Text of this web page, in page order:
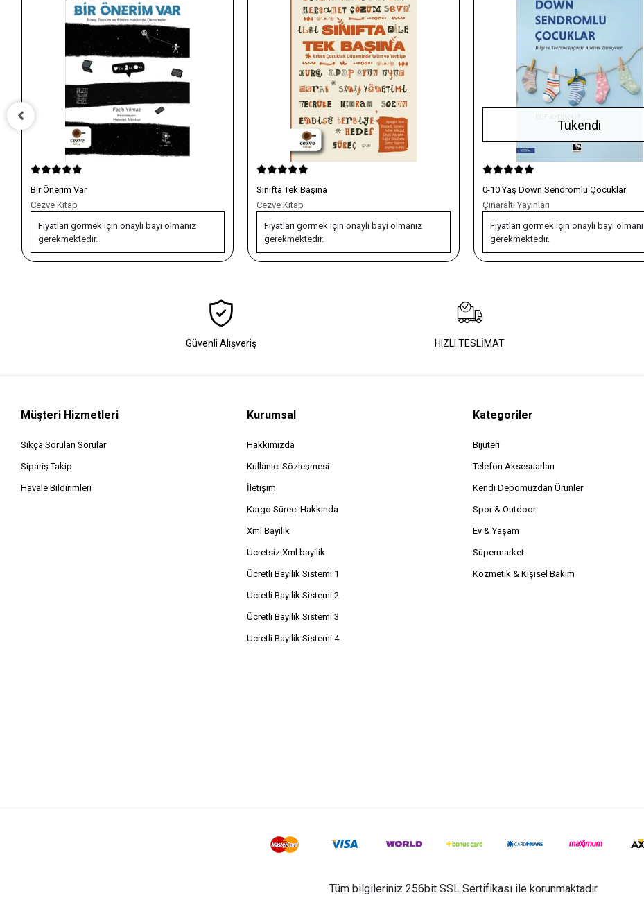
Sınıfta Tek Başına
Cezve Kitap
Fiyatları görmek için onaylı bayi olmanız
gerekmektedir.
Tükendi
0-10 Yaş Down Sendromlu Çocuklar
Çınaraltı Yayınları
Fiyatları görmek için onaylı bayi olmanız
gerekmektedir.
İş Güvenliği Uzmanları (A-B-C) ve İşyeri
Hekimlerinin Sınava Hazırlık El Kitabı
Pia Yayınları
Fiyatları görmek için onaylı bayi olmanız
Güvenli Alışveriş HIZLI TESLİMAT
Müşteri Hizmetleri
Sıkça Sorulan Sorular
Sipariş Takip
Havale Bildirimleri
Kurumsal
Hakkımızda
Kullanıcı Sözleşmesi
İletişim
Kargo Süreci Hakkında
Xml Bayilik
Ücretsiz Xml bayilik
Ücretli Bayilik Sistemi 1
Ücretli Bayilik Sistemi 2
Ücretli Bayilik Sistemi 3
Ücretli Bayilik Sistemi 4
Kategoriler
Bijuteri
Telefon Aksesuarları
Kendi Depomuzdan Ürünler
Spor & Outdoor
Ev & Yaşam
Süpermarket
Kozmetik & Kişisel Bakım
Tüm bilgileriniz 256bit SSL Sertifikası ile korunmaktadır.